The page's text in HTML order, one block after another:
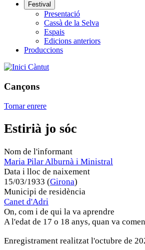
Festival
Presentació
Cassà de la Selva
Espais
Edicions anteriors
Produccions
Càntut
Cançons
Tornar enrere
Estirià jo sóc
Nom de l'informant
Maria Pilar Alburnà i Ministral
Data i lloc de naixement
15/03/1933 (Girona)
Municipi de residència
Canet d'Adri
On, com i de qui la va aprendre
A l'edat de 17 o 18 anys, quan va
Enregistrament realitzat l'octubre de